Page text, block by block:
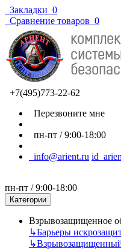
Закладки 0
Сравнение товаров 0
+7(495)773-22-62
Перезвоните мне
пн-пт / 9:00-18:00
info@arient.ru
пн-пт / 9:00-18:00
Категории
Взрывозащищенное
↳Барьеры
↳